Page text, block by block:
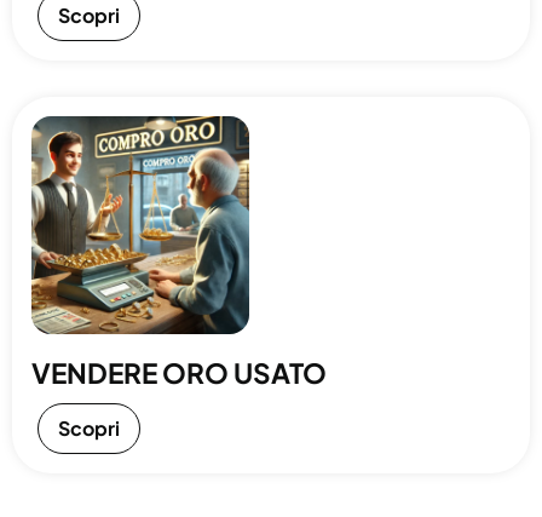
Scopri
VENDERE ORO USATO
Scopri